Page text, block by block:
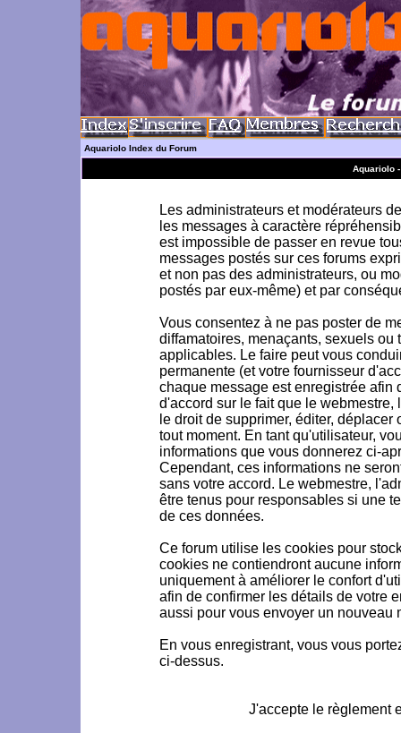
Aquariolo Index du Forum
Aquariolo
Les administrateurs et modérateurs
les messages à caractère
est impossible de passer en revue
messages postés sur ces forums
et non pas des administrateurs, ou
postés par eux-même) et par
Vous consentez à ne pas poster de
diffamatoires, menaçants, sexuels
applicables. Le faire peut vous
permanente (et votre fournisseur
chaque message est enregistrée afin
d'accord sur le fait que le
le droit de supprimer, éditer,
tout moment. En tant qu'utilisateur,
informations que vous donnerez ci-
Cependant, ces informations ne
sans votre accord. Le webmestre,
être tenus pour responsables si une
de ces données.
Ce forum utilise les cookies pour
cookies ne contiendront aucune
uniquement à améliorer le confort
afin de confirmer les détails de votre
aussi pour vous envoyer un nouveau
En vous enregistrant, vous vous
ci-dessus.
J'accepte le règlement